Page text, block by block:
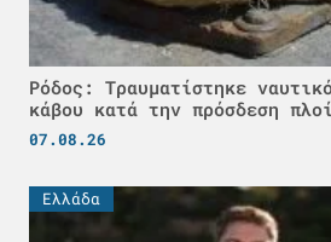
Ρόδος: Τραυματίστηκε
κάβου κατά την πρόσδεση
07.08.26
Ελλάδα